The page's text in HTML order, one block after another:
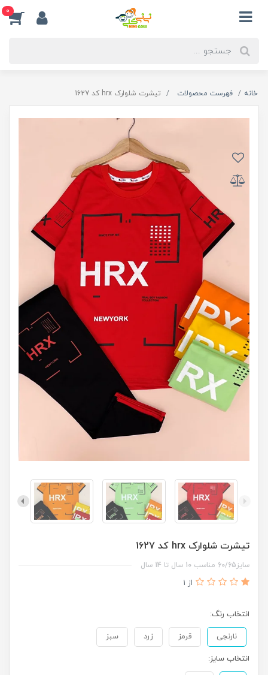
0
خانه فهرست محصولات تیشرت شلوارک hrx کد 1627
تیشرت شلوارک hrx کد 1627
سایز60/65 مناسب 10 سال تا 14 سال
از 1
انتخاب رنگ:
نارنجی قرمز زرد سبز
انتخاب سایز: